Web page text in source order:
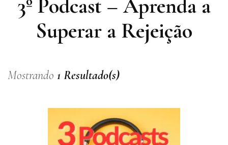
3º Podcast – Aprenda a
Superar a Rejeição
Mostrando 1 Resultado(s)